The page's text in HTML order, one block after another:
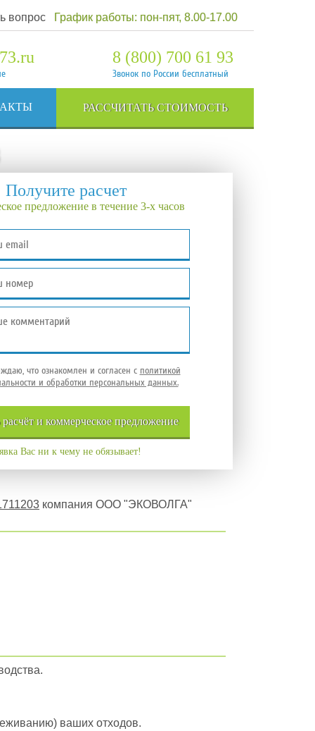
вопрос График работы: пон-пят, 8.00-17.00
8 (800) 700 61 93
Звонок по России бесплатный
РАССЧИТАТЬ СТОИМОСТЬ
Получите расчет
предложение в течение 3-х часов
что ознакомлен и согласен с политикой
и обработки персональных данных.
расчёт и коммерческоепредложение
Вас ни к чему не обязывает!
компания ООО "ЭКОВОЛГА"
ваших отходов.